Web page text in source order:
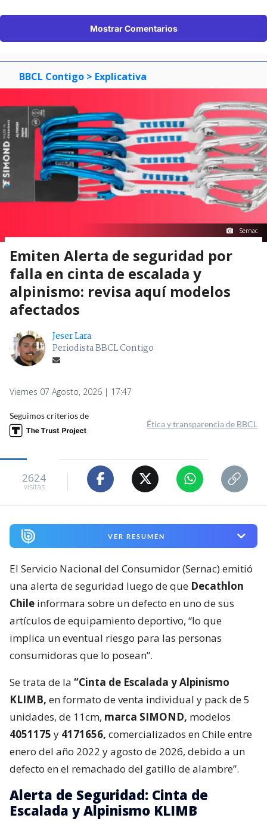
Mostrar Comentarios
BBCL Contigo > Explicativa
Sernac
Emiten Alerta de seguridad por
falla en cinta de escalada y
alpinismo: revisa aquí modelos
afectados
Jeser Lara
Periodista BBCL Contigo
Viernes 07 Agosto, 2026 | 17:47
Seguimos criterios de
Ética y transparencia de BBCL
2624
visitas
VER RESUMEN
El Servicio Nacional del Consumidor (Sernac) emitió
una alerta de seguridad luego de que Decathlon
Chile informara sobre un defecto en uno de sus
artículos de equipamiento deportivo, “lo que
implica un eventual riesgo para las personas
consumidoras que lo posean”.
Se trata de la “Cinta de Escalada y Alpinismo
KLIMB, en formato de venta individual y pack de 5
unidades, de 11cm, marca SIMOND, modelos
4051175 y 4171656, comercializados en Chile entre
enero del año 2022 y agosto de 2026, debido a un
defecto en el remachado del gatillo de alambre”.
Alerta de Seguridad: Cinta de
Escalada y Alpinismo KLIMB